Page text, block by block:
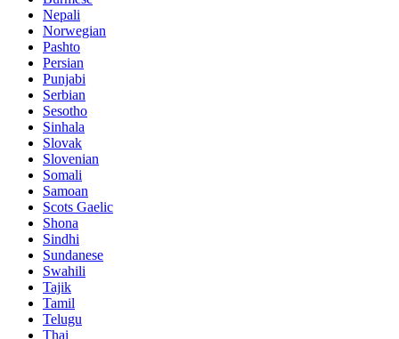
Nepali
Norwegian
Pashto
Persian
Punjabi
Serbian
Sesotho
Sinhala
Slovak
Slovenian
Somali
Samoan
Scots Gaelic
Shona
Sindhi
Sundanese
Swahili
Tajik
Tamil
Telugu
Thai